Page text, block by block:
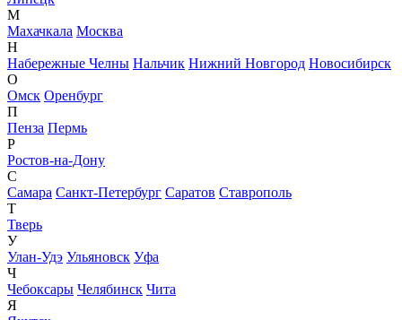
М
Махачкала Москва
Н
Набережные Челны Нальчик Нижний Новгород Новосибирск
О
Омск Оренбург
П
Пенза Пермь
Р
Ростов-на-Дону
С
Самара Санкт-Петербург Саратов Ставрополь
Т
Тверь
У
Улан-Удэ Ульяновск Уфа
Ч
Чебоксары Челябинск Чита
Я